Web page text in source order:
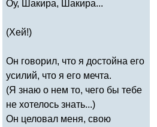
Оу, Шакира, Шакира...
(Хей!)
Он говорил, что я достойна его
усилий, что я его мечта.
(Я знаю о нем то, чего бы тебе
не хотелось знать...)
Он целовал меня, свою